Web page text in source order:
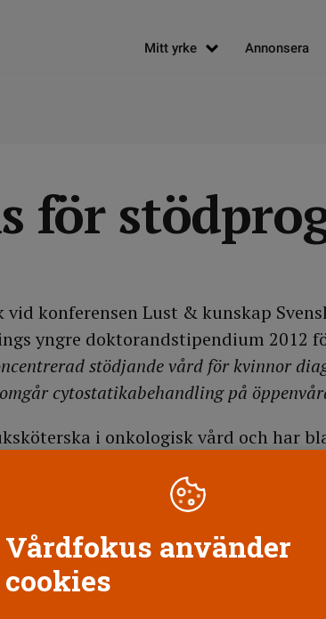
Mitt yrke Annonsera
för
vid konferensen Lust & kunskap
yngre doktorandstipendium 2012
stödjande vård för kvinnor
cytostatikabehandling på
i onkologisk vård och har
undervisningsprogram med
Hennes plan är att också
Vårdfokus använder
cookies